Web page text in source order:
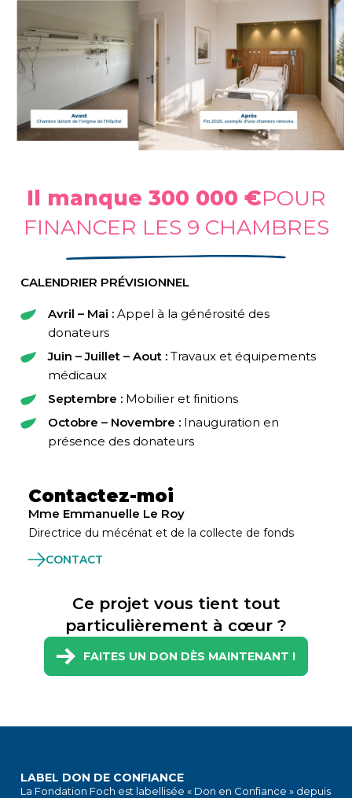
Il manque 300 000 €POUR
FINANCER LES 9 CHAMBRES
CALENDRIER PRÉVISIONNEL
Avril – Mai : Appel à la générosité des
donateurs
Juin – Juillet – Aout : Travaux et équipements
médicaux
Septembre : Mobilier et finitions
Octobre – Novembre : Inauguration en
présence des donateurs
Contactez-moi
Mme Emmanuelle Le Roy
Directrice du mécénat et de la collecte de fonds
CONTACT
Ce projet vous tient tout
particulièrement à cœur ?
FAITES UN DON DÈS MAINTENANT !
LABEL DON DE CONFIANCE
La Fondation Foch est labellisée « Don en Confiance » depuis